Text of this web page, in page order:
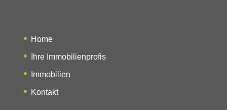
Home
Ihre Immobilienprofis
Immobilien
Kontakt